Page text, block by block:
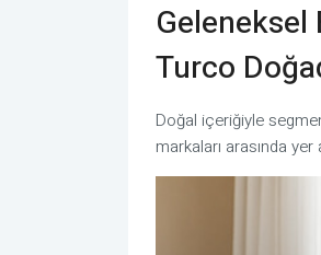
Geleneksel
Turco
Doğal içeriğiyle
markaları arasında